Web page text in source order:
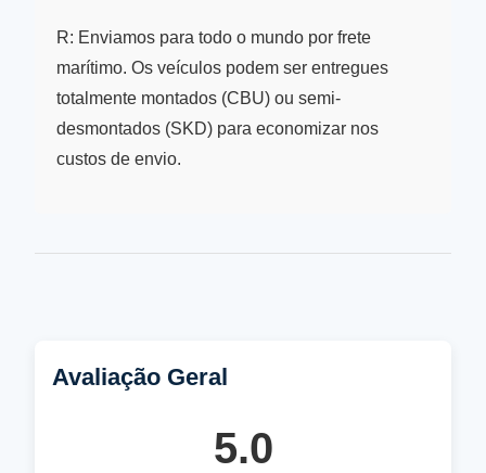
R: Enviamos para todo o mundo por frete
marítimo. Os veículos podem ser entregues
totalmente montados (CBU) ou semi-
desmontados (SKD) para economizar nos
custos de envio.
Avaliação Geral
5.0